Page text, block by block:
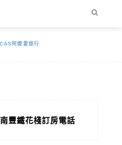
南豐鐵花棧訂房電話